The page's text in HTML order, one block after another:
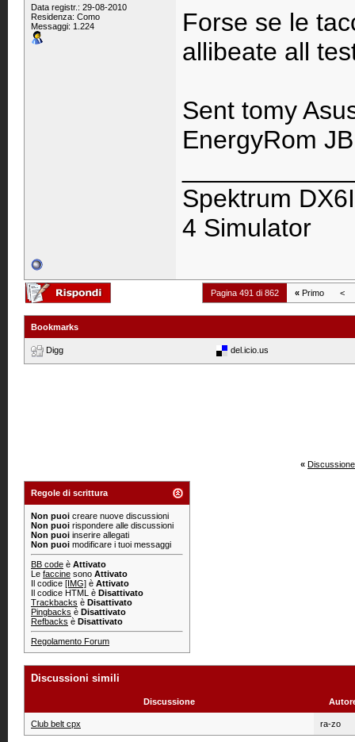
Data registr.: 29-08-2010
Residenza: Como
Messaggi: 1.224
Forse se le
allibeate all
Sent tomy
EnergyRom
Spektrum
4 Simulator
Pagina 491 di 862 « Primo <
Bookmarks
Digg del.icio.us
«
Regole di scrittura
Non puoi creare nuove discussioni
Non puoi rispondere alle discussioni
Non puoi inserire allegati
Non puoi modificare i tuoi messaggi
BB code è Attivato
Le faccine sono Attivato
Il codice [IMG] è Attivato
Il codice HTML è Disattivato
Trackbacks è Disattivato
Pingbacks è Disattivato
Refbacks è Disattivato
Regolamento Forum
Discussioni simili
Discussione
Club belt cpx ra-zo